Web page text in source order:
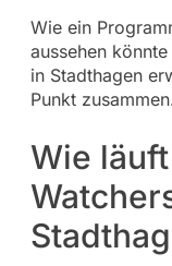
Wie ein
aussehen
in Stadthagen
Punkt
Wie